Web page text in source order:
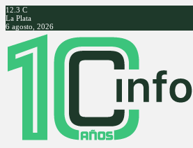
12.3 C
La Plata
6 agosto, 2026
Facebook
Twitter
Instagram
Youtube